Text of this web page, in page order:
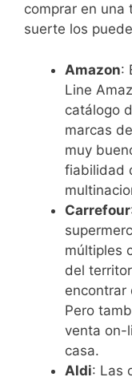
comprar en una
suerte los
Amazon:
Line
catálogo
marcas
muy
fiabilidad
Carrefour
múltiples
del
encontrar
Pero
venta on-
casa.
Aldi: Las